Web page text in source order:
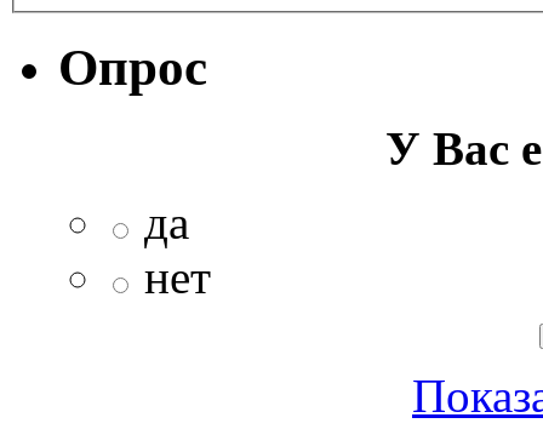
Опрос
У Вас
да
нет